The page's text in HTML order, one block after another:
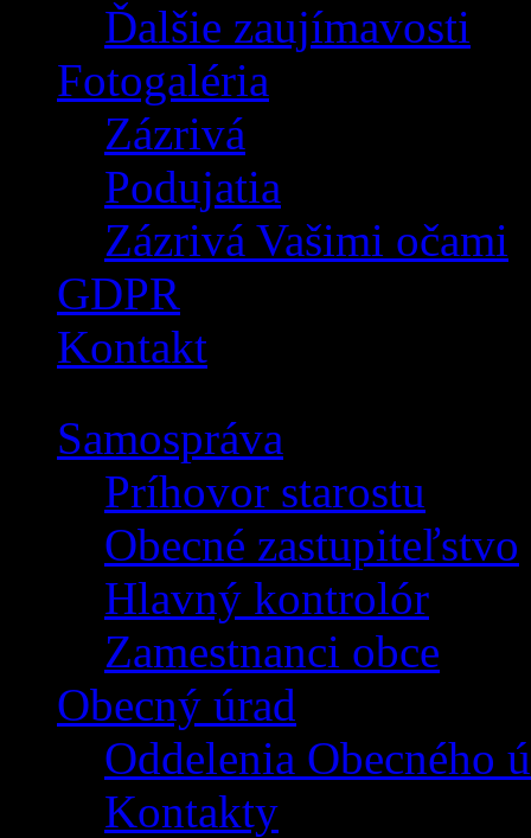
Ďalšie zaujímavosti
Fotogaléria
Zázrivá
Podujatia
Zázrivá Vašimi očami
GDPR
Kontakt
Samospráva
Príhovor starostu
Obecné zastupiteľstvo
Hlavný kontrolór
Zamestnanci obce
Obecný úrad
Oddelenia Obecného
Kontakty